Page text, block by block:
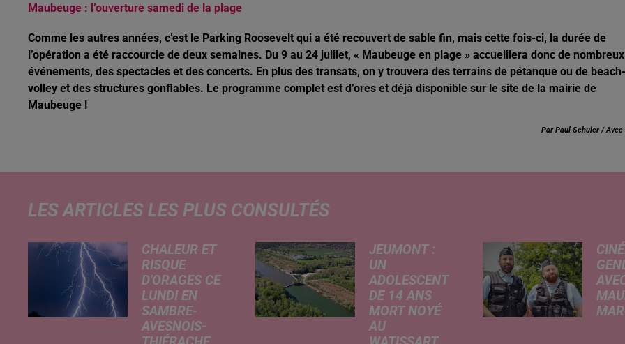
Maubeuge : l’ouverture samedi de la plage
Comme les autres années, c’est le Parking Roosevelt qui a été recouvert de sable fin, mais cette fois-ci, la durée de
l’opération a été raccourcie de deux semaines. Du 9 au 24 juillet, « Maubeuge en plage » accueillera donc de nombreux
événements, des spectacles et des concerts. En plus des transats, on y trouvera des terrains de pétanque ou de beach-
volley et des structures gonflables. Le programme complet est d’ores et déjà disponible sur le site de la mairie de
Maubeuge !
Par Paul Schuler / Avec
LES ARTICLES LES PLUS CONSULTÉS
CHALEUR ET
RISQUE
D'ORAGES CE
LUNDI EN
SAMBRE-
AVESNOIS-
JEUMONT :
UN
ADOLESCENT
DE 14 ANS
MORT NOYÉ
AU